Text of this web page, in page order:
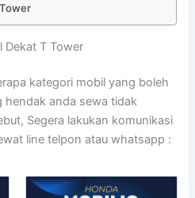
Dekat T Tower
kategori mobil yang boleh
hendak anda sewa tidak
Segera lakukan komunikasi
line telpon atau whatsapp :